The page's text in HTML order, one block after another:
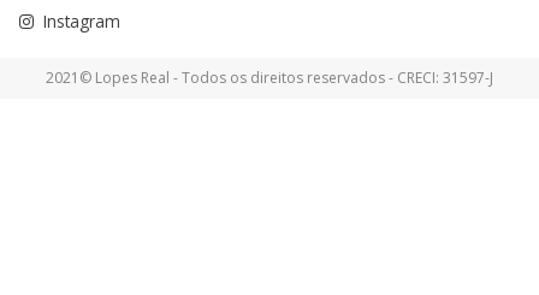
Instagram
2021© Lopes Real - Todos os direitos reservados - CRECI: 31597-J